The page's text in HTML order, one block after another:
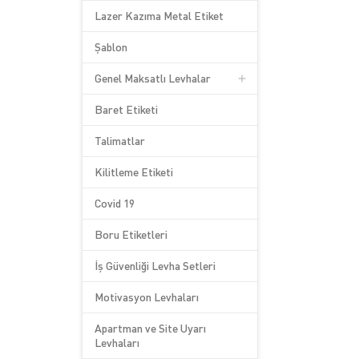
Lazer Kazıma Metal Etiket
Şablon
Genel Maksatlı Levhalar
Baret Etiketi
Talimatlar
Kilitleme Etiketi
Covid 19
Boru Etiketleri
İş Güvenliği Levha Setleri
Motivasyon Levhaları
Apartman ve Site Uyarı
Levhaları